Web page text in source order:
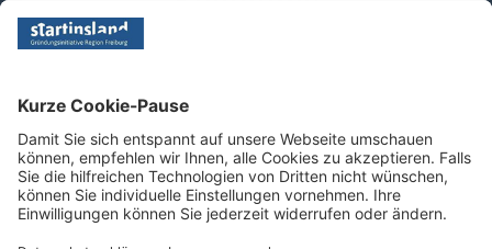
Copyright © 2026 - Startinsland. Alle Rechte vorbehalten